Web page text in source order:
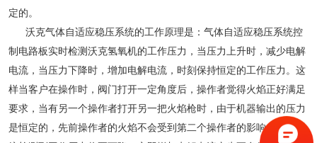
定的。
沃克气体自适应稳压系统的工作原理是：气体自适应稳压系统控
制电路板实时检测沃克氢氧机的工作压力，当压力上升时，减少电解
电流，当压力下降时，增加电解电流，时刻保持恒定的工作压力。这
样当客户在操作时，阀门打开一定角度后，操作者觉得火焰正好满足
要求，当有另一个操作者打开另一把火焰枪时，由于机器输出的压力
是恒定的，先前操作者的火焰不会受到第二个操作者的影响，因为系